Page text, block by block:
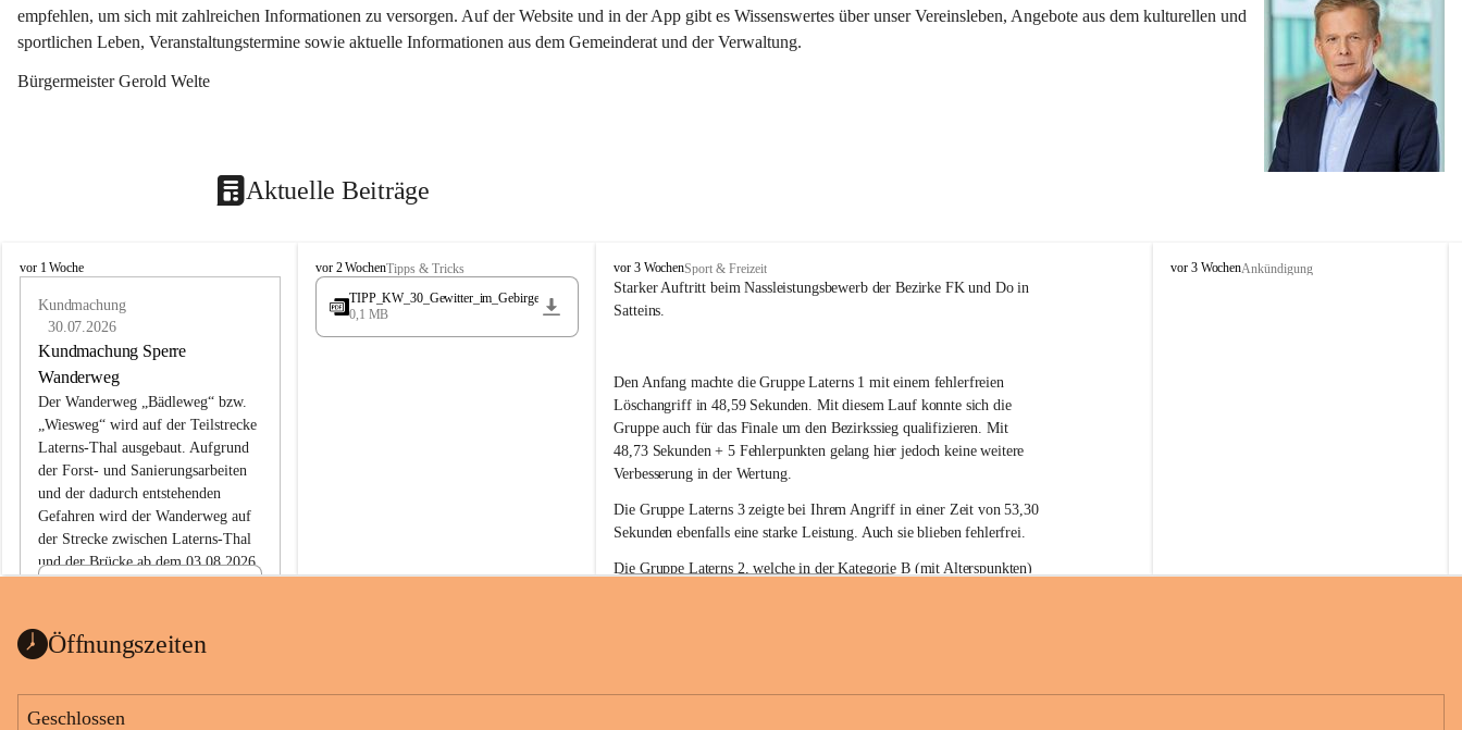
empfehlen, um sich mit zahlreichen Informationen zu versorgen. Auf der Website und in der App gibt es Wissenswertes über unser Vereinsleben, Angebote aus dem kulturellen und
sportlichen Leben, Veranstaltungstermine sowie aktuelle Informationen aus dem Gemeinderat und der Verwaltung.
Bürgermeister Gerold Welte
Aktuelle Beiträge
L
vor 1 Woche
Kundmachung
30.07.2026
Kundmachung Sperre
Wanderweg
Der Wanderweg „Bädleweg“ bzw.
„Wiesweg“ wird auf der Teilstrecke
Laterns-Thal ausgebaut. Aufgrund
der Forst- und Sanierungsarbeiten
und der dadurch entstehenden
Gefahren wird der Wanderweg auf
der Strecke zwischen Laterns-Thal
und der Brücke ab dem 03.08.2026
ht
1 Seite•0,1 MB
L
a
e
vor 2 WochenTipps & Tricks
TIPP_KW_30_Gewitter_im_Gebirge
0,1 MB
F
r
e
l
l
i
g
e
F
e
u
e
r
w
t
vor 3 WochenSport & Freizeit
Starker Auftritt beim Nassleistungsbewerb der Bezirke FK und Do in
Satteins.
Den Anfang machte die Gruppe Laterns 1 mit einem fehlerfreien
Löschangriff in 48,59 Sekunden. Mit diesem Lauf konnte sich die
Gruppe auch für das Finale um den Bezirkssieg qualifizieren. Mit
48,73 Sekunden + 5 Fehlerpunkten gelang hier jedoch keine weitere
Verbesserung in der Wertung.
Die Gruppe Laterns 3 zeigte bei Ihrem Angriff in einer Zeit von 53,30
Sekunden ebenfalls eine starke Leistung. Auch sie blieben fehlerfrei.
Die Gruppe Laterns 2, welche in der Kategorie B (mit Alterspunkten)
L
vor 3 WochenAnkündigung
Öffnungszeiten
Geschlossen